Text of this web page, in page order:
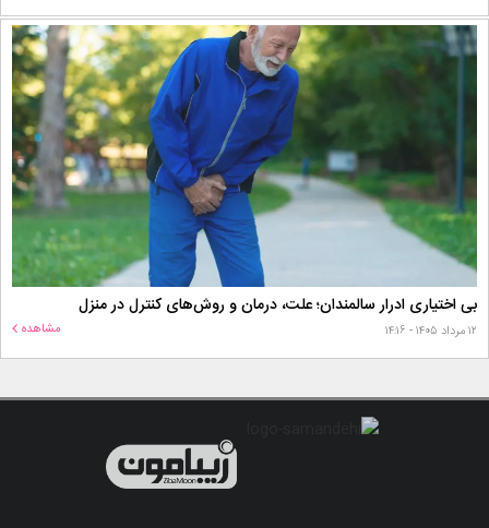
بی اختیاری ادرار سالمندان؛ علت، درمان و روش‌های کنترل در منزل
۱۲ مرداد ۱۴۰۵ - ۱۴:۱۶ مشاهده